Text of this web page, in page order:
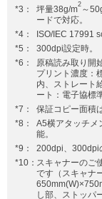
*3： 坪量38g/m2 ～
ードで対応。
*4：
ISO/IEC 17991
*5：
300dpi設定時。
*6：
原稿読み取り開
プリント濃度：
内、ストレート
ート：電子協標
*7：
保証コピー面積
*8：
A5横アタッチメ
能。
*9：
200dpi、300dpi
*10： スキャナーのご
です（スキャナ
し部、ストッパ